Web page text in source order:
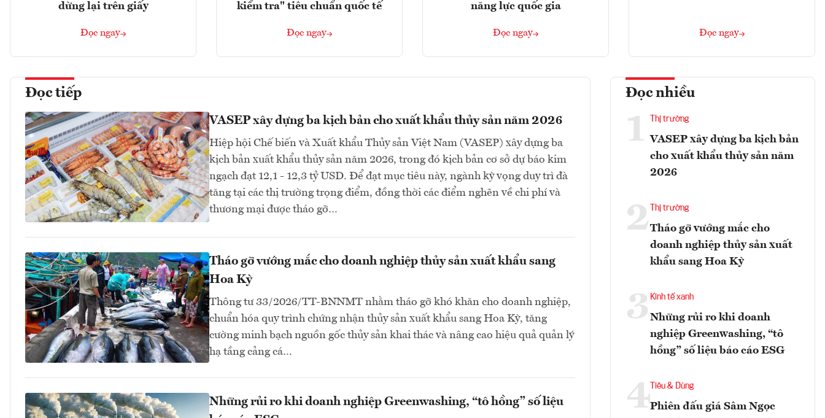
dừng lại trên giấy
Đọc ngay
kiểm tra" tiêu chuẩn quốc tế
Đọc ngay
năng lực quốc gia
Đọc ngay Đọc ngay
Đọc tiếp
VASEP xây dựng ba kịch bản cho xuất khẩu thủy sản năm 2026
Hiệp hội Chế biến và Xuất khẩu Thủy sản Việt Nam (VASEP) xây dựng ba
kịch bản xuất khẩu thủy sản năm 2026, trong đó kịch bản cơ sở dự báo kim
ngạch đạt 12,1 - 12,3 tỷ USD. Để đạt mục tiêu này, ngành kỳ vọng duy trì đà
tăng tại các thị trường trọng điểm, đồng thời các điểm nghẽn về chi phí và
thương mại được tháo gỡ…
Tháo gỡ vướng mắc cho doanh nghiệp thủy sản xuất khẩu sang
Hoa Kỳ
Thông tư 33/2026/TT-BNNMT nhằm tháo gỡ khó khăn cho doanh nghiệp,
chuẩn hóa quy trình chứng nhận thủy sản xuất khẩu sang Hoa Kỳ, tăng
cường minh bạch nguồn gốc thủy sản khai thác và nâng cao hiệu quả quản lý
hạ tầng cảng cá…
Những rủi ro khi doanh nghiệp Greenwashing, “tô hồng” số liệu
Đọc nhiều
1 Thị trường
VASEP xây dựng ba kịch bản
cho xuất khẩu thủy sản năm
2026
2 Thị trường
Tháo gỡ vướng mắc cho
doanh nghiệp thủy sản xuất
khẩu sang Hoa Kỳ
3 Kinh tế xanh
Những rủi ro khi doanh
nghiệp Greenwashing, “tô
hồng” số liệu báo cáo ESG
4 Tiêu & Dùng
Phiên đấu giá Sâm Ngọc